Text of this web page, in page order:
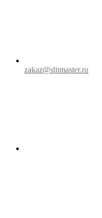
zakaz@slitmaster.ru